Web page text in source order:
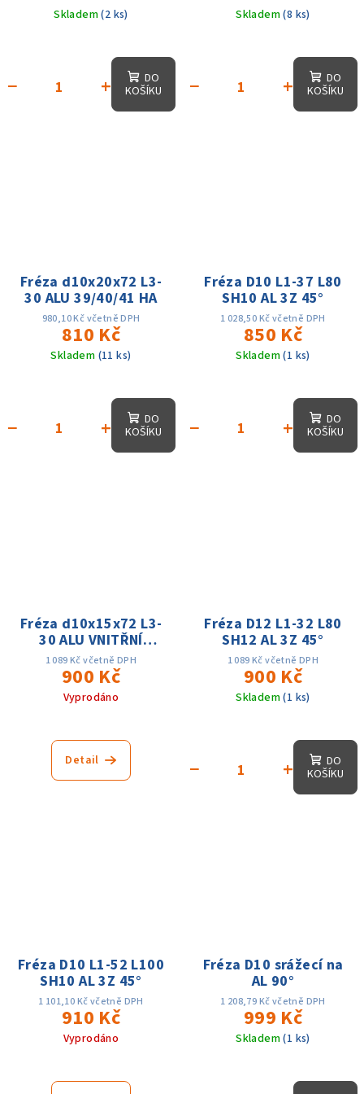
Skladem(2 ks)
+
−
DO
KOŠÍKU
Skladem(8 ks)
+
−
DO
KOŠÍKU
Fréza d10x20x72 L3-
30 ALU 39/40/41 HA
980,10 Kč včetně DPH
810 Kč
Skladem (11 ks)
+
−
DO
KOŠÍKU
Fréza D10 L1-37 L80
SH10 AL 3Z 45°
1 028,50 Kč včetně DPH
850 Kč
Skladem(1 ks)
+
−
DO
KOŠÍKU
Fréza d10x15x72 L3-
30 ALU VNITŘNÍ
CHLAZENÍ 39/40/41 HA
1 089 Kč včetně DPH
900 Kč
Vyprodáno
Detail
Fréza D12 L1-32 L80
SH12 AL 3Z 45°
1 089 Kč včetně DPH
900 Kč
Skladem(1 ks)
+
−
DO
KOŠÍKU
Fréza D10 L1-52 L100
SH10 AL 3Z 45°
1 101,10 Kč včetně DPH
910 Kč
Vyprodáno
Fréza D10 srážecí na
AL 90°
1 208,79 Kč včetně DPH
999 Kč
Skladem(1 ks)